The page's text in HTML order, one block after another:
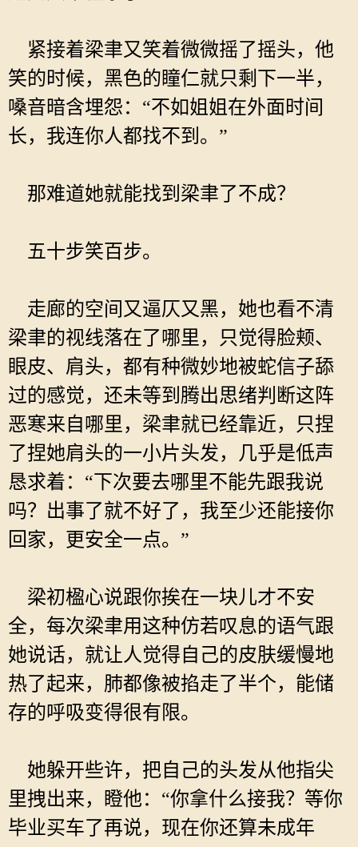
紧接着梁聿又笑着微微摇了摇头，他
笑的时候，黑色的瞳仁就只剩下一半，
嗓音暗含埋怨：“不如姐姐在外面时间
长，我连你人都找不到。”
那难道她就能找到梁聿了不成？
五十步笑百步。
走廊的空间又逼仄又黑，她也看不清
梁聿的视线落在了哪里，只觉得脸颊、
眼皮、肩头，都有种微妙地被蛇信子舔
过的感觉，还未等到腾出思绪判断这阵
恶寒来自哪里，梁聿就已经靠近，只捏
了捏她肩头的一小片头发，几乎是低声
恳求着：“下次要去哪里不能先跟我说
吗？出事了就不好了，我至少还能接你
回家，更安全一点。”
梁初楹心说跟你挨在一块儿才不安
全，每次梁聿用这种仿若叹息的语气跟
她说话，就让人觉得自己的皮肤缓慢地
热了起来，肺都像被掐走了半个，能储
存的呼吸变得很有限。
她躲开些许，把自己的头发从他指尖
里拽出来，瞪他：“你拿什么接我？等你
毕业买车了再说，现在你还算未成年